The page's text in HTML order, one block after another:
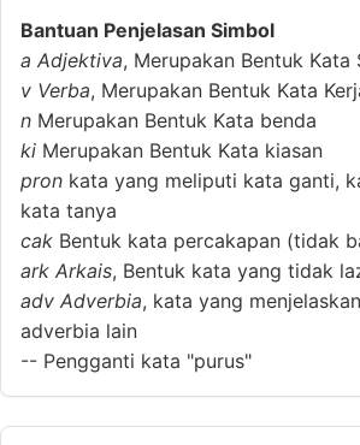
Bantuan Penjelasan Simbol
a Adjektiva, Merupakan Bentuk Kata
v Verba, Merupakan Bentuk Kata
n Merupakan Bentuk Kata benda
ki Merupakan Bentuk Kata kiasan
pron kata yang meliputi kata ganti,
kata tanya
cak Bentuk kata percakapan (tidak
ark Arkais, Bentuk kata yang tidak
adv Adverbia, kata yang
adverbia lain
-- Pengganti kata "purus"